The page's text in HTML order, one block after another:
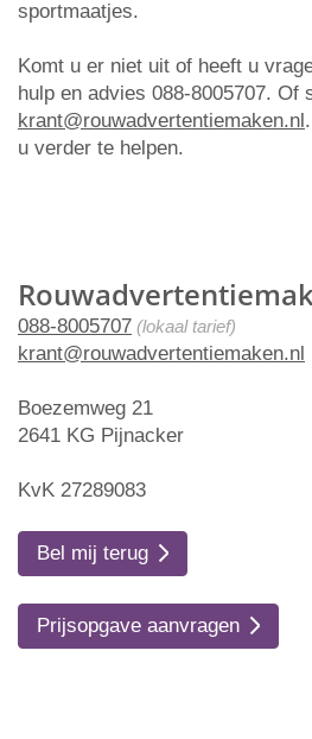
088-8005707 (lokaal tarief)
krant@rouwadvertentiemaken.nl
Boezemweg 21
2641 KG Pijnacker
KvK 27289083
Bel mij terug
Prijsopgave aanvragen
sportmaatjes.
Komt u er niet uit of heeft u
hulp en advies 088-8005707. Of
krant@rouwadvertentiemaken.nl
u verder te helpen.